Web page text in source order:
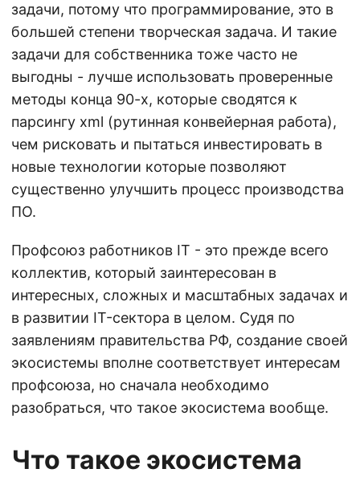
задачи, потому что программирование, это в
большей степени творческая задача. И такие
задачи для собственника тоже часто не
выгодны - лучше использовать проверенные
методы конца 90-х, которые сводятся к
парсингу xml (рутинная конвейерная работа),
чем рисковать и пытаться инвестировать в
новые технологии которые позволяют
существенно улучшить процесс производства
ПО.
Профсоюз работников IT - это прежде всего
коллектив, который заинтересован в
интересных, сложных и масштабных задачах и
в развитии IT-сектора в целом. Судя по
заявлениям правительства РФ, создание своей
экосистемы вполне соответствует интересам
профсоюза, но сначала необходимо
разобраться, что такое экосистема вообще.
Что такое экосистема